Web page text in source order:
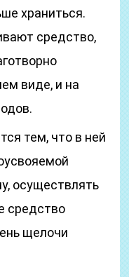
храниться.
средство,
виде, и на
тем, что в ней
осуществлять
средство
щелочи